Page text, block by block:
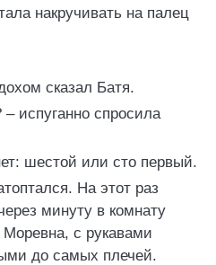
накручивать на палец
сказал Батя.
испуганно спросила
шестой или сто первый.
На этот раз
минуту в комнату
с рукавами
до самых плечей.